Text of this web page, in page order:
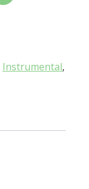
Instrumental,